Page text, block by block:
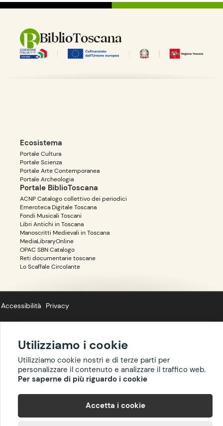
BiblioToscana
Ecosistema
Portale Cultura
Portale Scienza
Portale Arte Contemporanea
Portale Archeologia
Portale BiblioToscana
ACNP Catalogo collettivo dei periodici
Emeroteca Digitale Toscana
Fondi Musicali Toscani
Libri Antichi in Toscana
Manoscritti Medievali in Toscana
MediaLibraryOnline
OPAC SBN Catalogo
Reti documentarie toscane
Lo Scaffale Circolante
Accessibilità Privacy
Copyright ©BIBLIOTOSCANA: tutti i diritti riservati quanto ai dati delle
risorse. I contenuti estratti da Wikipedia sono riproducibili con licenza
cc-by-sa.
Utilizziamo i cookie
Utilizziamo cookie nostri e di terze parti per
personalizzare il contenuto e analizzare il traffico web.
Per saperne di più riguardo i cookie
Accetta i cookie